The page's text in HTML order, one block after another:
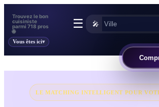
Trouvez le bon
cuisiniste
parmi 718 pros
🌐
🎤
☰
Vous êtes ici
LE MATCHING INTELLIGENT POUR